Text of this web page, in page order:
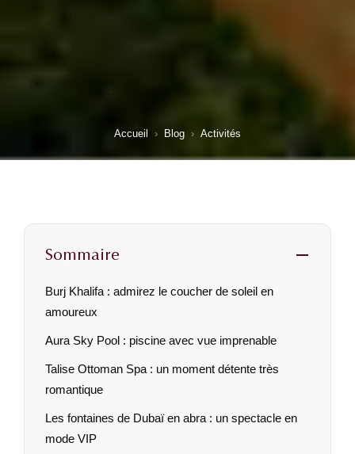
Accueil › Blog › Activités
Sommaire
Burj Khalifa : admirez le coucher de soleil en
amoureux
Aura Sky Pool : piscine avec vue imprenable
Talise Ottoman Spa : un moment détente très
romantique
Les fontaines de Dubaï en abra : un spectacle en
mode VIP